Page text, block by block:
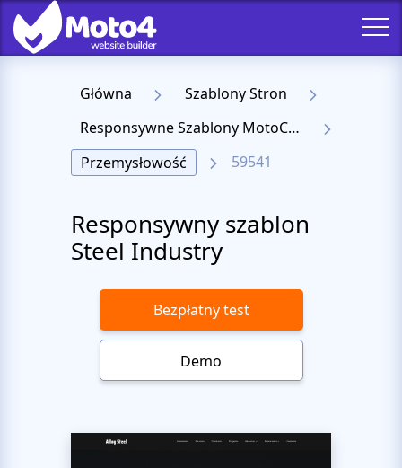
Główna
Szablony Stron
Responsywne Szablony MotoCMS 3
Przemysłowość
59541
Responsywny szablon
Steel Industry
Bezpłatny test
Demo